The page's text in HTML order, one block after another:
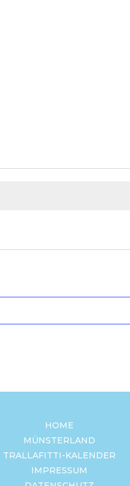
HOME
MÜNSTERLAND
TRALLAFITTI-KALENDER
IMPRESSUM